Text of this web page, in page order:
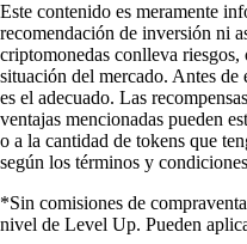
Este contenido es meramente
recomendación de inversión ni
criptomonedas conlleva
situación del mercado. Antes
es el adecuado. Las
ventajas mencionadas pueden
o a la cantidad de tokens que
según los términos y
*Sin comisiones de
nivel de Level Up. Pueden